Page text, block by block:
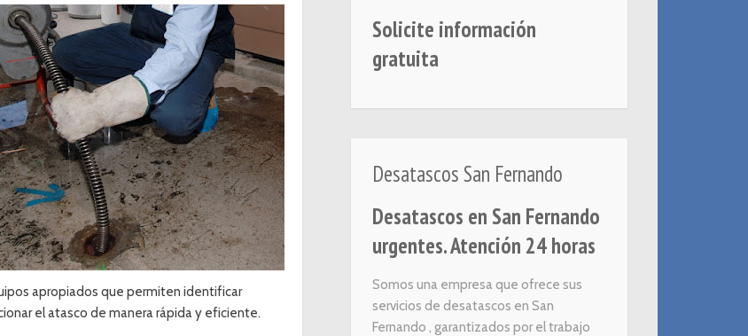
apropiados que permiten identificar
el atasco de manera rápida y eficiente.
Solicite información
gratuita
Desatascos San Fernando
Desatascos en San Fernando
urgentes. Atención 24 horas
Somos una empresa que ofrece sus
servicios de desatascos en San
Fernando , garantizados por el trabajo